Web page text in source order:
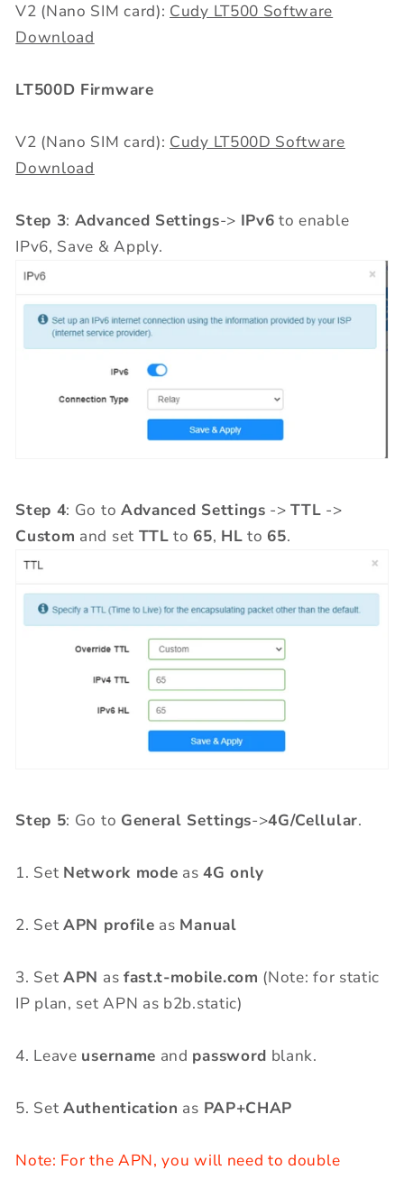
V2 (Nano SIM card): Cudy LT500 Software
Download
LT500D Firmware
V2 (Nano SIM card): Cudy LT500D Software
Download
Step 3: Advanced Settings-> IPv6 to enable
IPv6, Save & Apply.
Step 4: Go to Advanced Settings ->TTL ->
Custom and set TTL to 65, HL to 65.
Step 5: Go to General Settings->4G/Cellular.
1. Set Network mode as4G only
2. SetAPN profile as Manual
3. SetAPN as fast.t-mobile.com (Note: for static
IP plan, set APN as b2b.static)
4. Leave username and password blank.
5. SetAuthentication as PAP+CHAP
Note: For the APN, you will need to double